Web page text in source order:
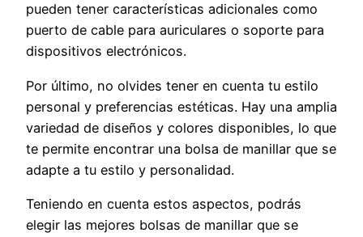
pueden tener características adicionales como
puerto de cable para auriculares o soporte para
dispositivos electrónicos.
Por último, no olvides tener en cuenta tu estilo
personal y preferencias estéticas. Hay una amplia
variedad de diseños y colores disponibles, lo que
te permite encontrar una bolsa de manillar que se
adapte a tu estilo y personalidad.
Teniendo en cuenta estos aspectos, podrás
elegir las mejores bolsas de manillar que se